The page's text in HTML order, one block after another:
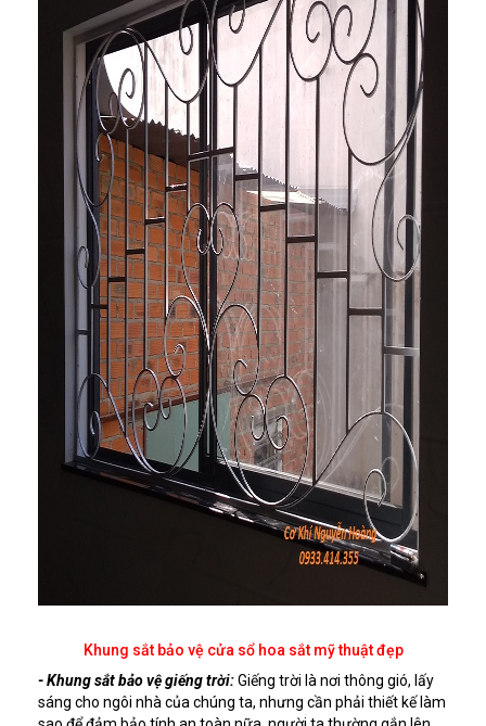
Khung sắt bảo vệ cửa sổ hoa sắt mỹ thuật đẹp
- Khung sắt bảo vệ giếng trời:Giếng trời là nơi thông gió, lấy
sáng cho ngôi nhà của chúng ta, nhưng cần phải thiết kế làm